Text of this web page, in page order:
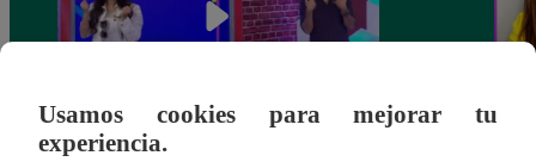
Amy Gutierrez pasó un divertido
Usamos cookies para mejorar tu
experiencia.